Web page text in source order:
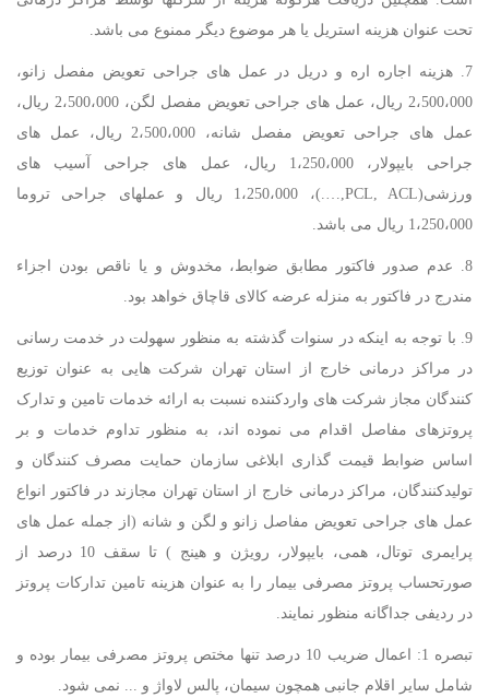
تحت عنوان هزینه استریل یا هر موضوع دیگر ممنوع می باشد.
7. هزینه اجاره اره و دریل در عمل های جراحی تعویض مفصل زانو،
2،500،000 ریال، عمل های جراحی تعویض مفصل لگن، 2،500،000 ریال،
عمل های جراحی تعویض مفصل شانه، 2،500،000 ریال، عمل های
جراحی بایپولار، 1،250،000 ریال، عمل های جراحی آسیب های
ورزشی(PCL, ACL,….)، 1،250،000 ریال و عملهای جراحی تروما
1،250،000 ریال می باشد.
8. عدم صدور فاکتور مطابق ضوابط، مخدوش و یا ناقص بودن اجزاء
مندرج در فاکتور به منزله عرضه کالای قاچاق خواهد بود.
9. با توجه به اینکه در سنوات گذشته به منظور سهولت در خدمت رسانی
در مراکز درمانی خارج از استان تهران شرکت هایی به عنوان توزیع
کنندگان مجاز شرکت های واردکننده نسبت به ارائه خدمات تامین و تدارک
پروتزهای مفاصل اقدام می نموده اند، به منظور تداوم خدمات و بر
اساس ضوابط قیمت گذاری ابلاغی سازمان حمایت مصرف کنندگان و
تولیدکنندگان، مراکز درمانی خارج از استان تهران مجازند در فاکتور انواع
عمل های جراحی تعویض مفاصل زانو و لگن و شانه (از جمله عمل های
پرایمری توتال، همی، بایپولار، رویژن و هینج ) تا سقف 10 درصد از
صورتحساب پروتز مصرفی بیمار را به عنوان هزینه تامین تدارکات پروتز
در ردیفی جداگانه منظور نمایند.
تبصره 1: اعمال ضریب 10 درصد تنها مختص پروتز مصرفی بیمار بوده و
شامل سایر اقلام جانبی همچون سیمان، پالس لاواژ و ... نمی شود.